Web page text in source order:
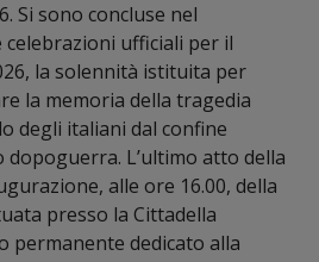
Si sono concluse nel
ufficiali per il
la solennità istituita per
la memoria della tragedia
degli italiani dal confine
L’ultimo atto della
alle ore 16.00, della
presso la Cittadella
permanente dedicato alla